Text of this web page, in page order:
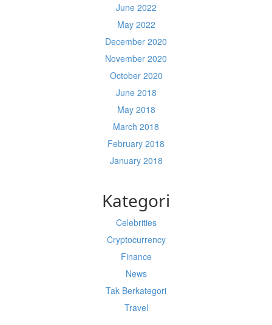
June 2022
May 2022
December 2020
November 2020
October 2020
June 2018
May 2018
March 2018
February 2018
January 2018
Kategori
Celebrities
Cryptocurrency
Finance
News
Tak Berkategori
Travel